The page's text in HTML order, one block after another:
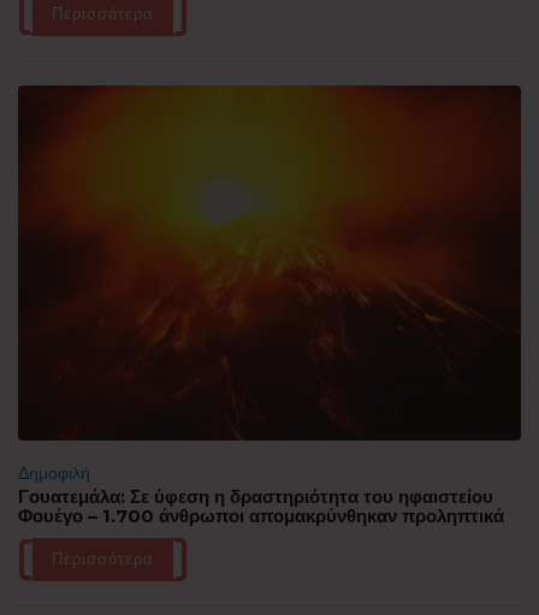
Περισσότερα
Δημοφιλή
Γουατεμάλα: Σε ύφεση η δραστηριότητα του ηφαιστείου
Φουέγο – 1.700 άνθρωποι απομακρύνθηκαν προληπτικά
Περισσότερα